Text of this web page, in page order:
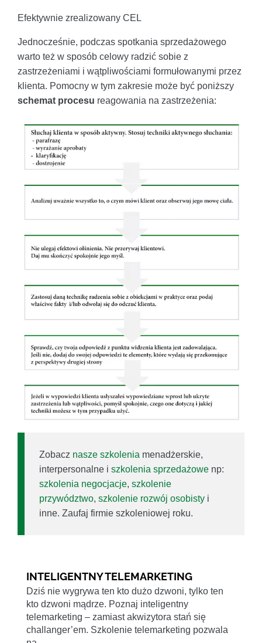
Efektywnie zrealizowany CEL
Jednocześnie, podczas spotkania sprzedażowego
warto też w sposób celowy radzić sobie z
zastrzeżeniami i wątpliwościami formułowanymi przez
klienta. Pomocny w tym zakresie może być poniższy
schemat procesu reagowania na zastrzeżenia:
Zobacz nasze szkolenia menadżerskie,
interpersonalne i szkolenia sprzedażowe np:
szkolenia negocjacje, szkolenie
przywództwo, szkolenie rozwój osobisty i
inne. Zaufaj firmie szkoleniowej roku.
INTELIGENTNY TELEMARKETING
Dziś nie wygrywa ten kto dużo dzwoni, tylko ten
kto dzwoni mądrze. Poznaj inteligentny
telemarketing – zamiast akwizytora stań się
challanger’em. Szkolenie telemarketing pozwala